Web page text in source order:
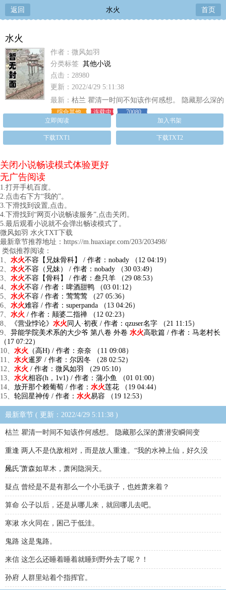
返回 水火 首页
水火
作者：微风如羽
分类标签 其他小说
点击：28980
更新：2022/4/29 5:11:38
最新： 枯兰 瞿清一时间不知该作何感想。 隐藏那么深的
萧潜安瞬间变
综合其他 连载中
70080
立即阅读
加入书架
下载TXT1 下载TXT2
关闭小说畅读模式体验更好
无广告阅读
1.打开手机百度。
2.点击右下方“我的”。
3.下滑找到设置,点击。
4.下滑找到“网页小说畅读服务”,点击关闭。
5.最后观看小说就不会弹出畅读模式了。
微风如羽 水火TXT下载
最新章节推荐地址：https://m.huaxiapr.com/203/203498/
类似推荐阅读：
1、 水火不容【兄妹骨科】 / 作者：nobady （12 04:19）
2、 水火不容（兄妹） / 作者：nobady （30 03:49）
3、 水火不容【骨科】 / 作者：叁只羊 （29 08:53）
4、 水火不容 / 作者：啤酒甜鸭 （03 01:12）
5、 水火不容 / 作者：莺莺莺 （27 05:36）
6、 水火难容 / 作者：superpanda （13 04:26）
7、 水火 / 作者：颠婆二指禅 （12 02:23）
8、
《营业悖论》 水火 同人·初夜 / 作者：qzuser名字 （21 11:15）
9、 异能学院美术系的大少爷 第八卷 外卷 水火高歌篇 / 作者：马老村长
（17 07:22）
10、 水火 （高H) / 作者：奈奈 （11 09:08）
11、 水火暹罗 / 作者：尔因冬 （28 02:52）
12、 水火 / 作者：微风如羽 （29 05:10）
13、 水火相容(h，1v1) / 作者：蒲小鱼 （01 01:00）
14、 放开那个赖葡萄 / 作者： 水火莲花 （19 04:44）
15、 轮回星神传 / 作者： 水火易容 （19 12:53）
最新章节 ( 更新：2022/4/29 5:11:38 )
枯兰 瞿清一时间不知该作何感想。 隐藏那么深的萧潜安瞬间变
重逢 两人不是仇敌相对，而是故人重逢。“我的水神上仙，好久没
见。”
姓氏 萧森如草木，萧闲隐洞天。
疑点 曾经是不是有那么一个小毛孩子，也姓萧来着？
算命 公子以后，还是从哪儿来，就回哪儿去吧。
寒湫 水火同在，困己于低洼。
鬼路 这是鬼路。
来信 这怎么还睡着睡着就睡到野外去了呢？！
孙府 人群里站着个指挥官。